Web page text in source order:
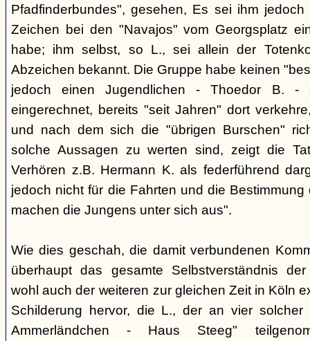
Pfadfinderbundes", gesehen, Es sei ihm
Zeichen bei den "Navajos" vom Georgsplatz
habe; ihm selbst, so L., sei allein der
Abzeichen bekannt. Die Gruppe habe keinen
jedoch einen Jugendlichen - Thoedor B. -
eingerechnet, bereits "seit Jahren" dort
und nach dem sich die "übrigen Burschen"
solche Aussagen zu werten sind, zeigt die
Verhören z.B. Hermann K. als federführend
jedoch nicht für die Fahrten und die
machen die Jungens unter sich aus".
Wie dies geschah, die damit verbundenen
überhaupt das gesamte Selbstverständnis
wohl auch der weiteren zur gleichen Zeit in Köln
Schilderung hervor, die L., der an vier
Ammerländchen - Haus Steeg"